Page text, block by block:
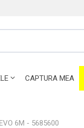
CAPTURA MEA
6M - 5685600